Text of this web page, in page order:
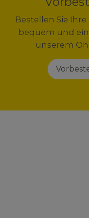
Bestellen Sie
bequem und
unserem